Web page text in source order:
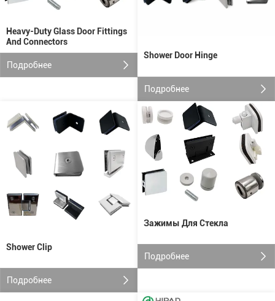
Heavy-Duty Glass Door Fittings
And Connectors
Подробнее
Shower Door Hinge
Подробнее
Shower Clip
Подробнее
Зажимы Для Стекла
Подробнее